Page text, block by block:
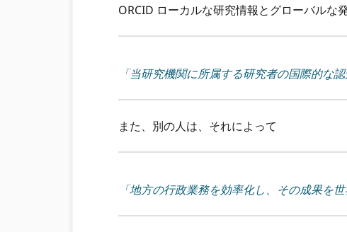
ORCID ローカルな研究情報とグローバルな
「当研究機関に所属する研究者の国際的な
また、別の人は、それによって
「地方の行政業務を効率化し、その成果を